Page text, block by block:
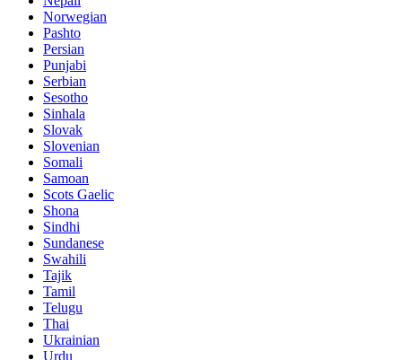
Norwegian
Pashto
Persian
Punjabi
Serbian
Sesotho
Sinhala
Slovak
Slovenian
Somali
Samoan
Scots Gaelic
Shona
Sindhi
Sundanese
Swahili
Tajik
Tamil
Telugu
Thai
Ukrainian
Urdu